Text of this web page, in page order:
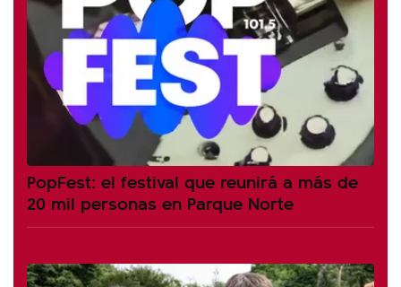
PopFest: el festival que reunirá a más de
20 mil personas en Parque Norte